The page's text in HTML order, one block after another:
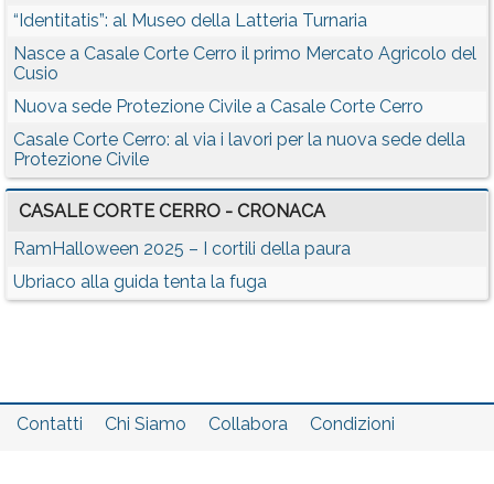
“Identitatis”: al Museo della Latteria Turnaria
Nasce a Casale Corte Cerro il primo Mercato Agricolo del
Cusio
Nuova sede Protezione Civile a Casale Corte Cerro
Casale Corte Cerro: al via i lavori per la nuova sede della
Protezione Civile
CASALE CORTE CERRO - CRONACA
RamHalloween 2025 – I cortili della paura
Ubriaco alla guida tenta la fuga
Contatti Chi Siamo Collabora
Condizioni